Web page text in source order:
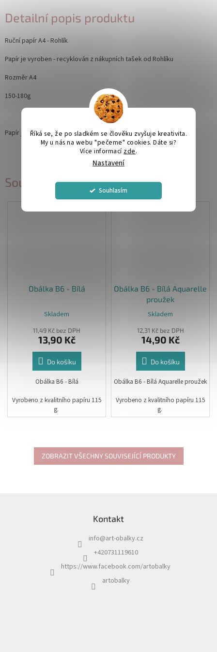
Říká se, že po sladkém se člověku zvyšuje kreativita.
My u nás na webu "pečeme" cookies. Dáte si?
Více informací zde.
Nastavení
Souhlasím
Související produkty
Obálka B6 - Bílá
Skladem
11,49 Kč bez DPH
13,90 Kč
Do košíku
Obálka B6 - Bílá
Vyrobeno z kvalitního papíru 115
g.
Obálka B6 - Bílá Aquarelle
proužek
Skladem
12,31 Kč bez DPH
14,90 Kč
Do košíku
Obálka B6 - Bílá Aquarelle proužek
Vyrobeno z kvalitního papíru 115
g.
ZOBRAZIT VŠECHNY SOUVISEJÍCÍ PRODUKTY
Detailní popis produktu
Ruční papír A4 - Rohlík
Papír je vyroben - recyklován z nákupních tašek od Rohlíku
Rozměr A4
150-180g
Papír je vhodný pro inkoustové a laserové tiskárny.
Kontakt
info@art-obalky.cz
+420731119610
https://www.facebook.com/artobalky
artobalky